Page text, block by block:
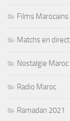
Films Marocains
Matchs en direct
Nostalgie Maroc
Radio Maroc
Ramadan 2021